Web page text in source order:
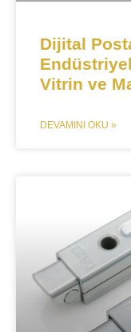
​​Dijital
Vitrin ve
DEVAMINI OKU »